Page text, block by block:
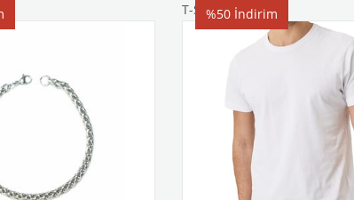
T-Shirt
%50 İndirim